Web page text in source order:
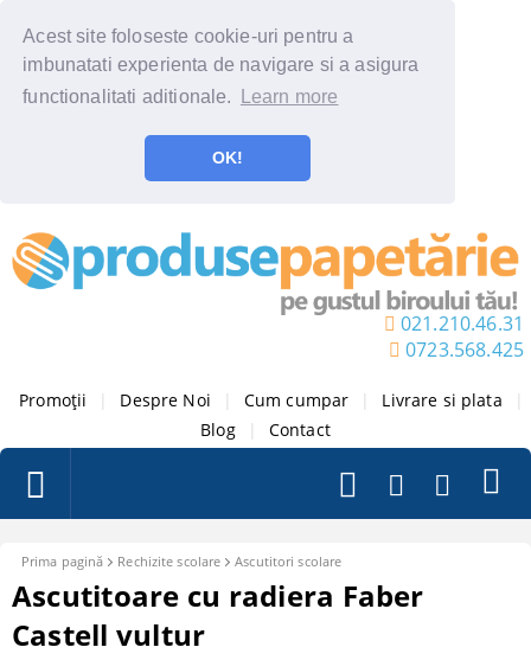
Acest site foloseste cookie-uri pentru a
imbunatati experienta de navigare si a asigura
functionalitati aditionale.
Learn more
OK!
021.210.46.31
0723.568.425
Promoții Despre Noi Cum cumpar Livrare si plata
Blog
Contact
Prima pagină Rechizite scolare Ascutitori scolare
Ascutitoare cu radiera Faber
Castell vultur